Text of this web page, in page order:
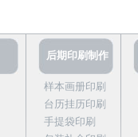
后期印刷制作
样本画册印刷
台历挂历印刷
手提袋印刷